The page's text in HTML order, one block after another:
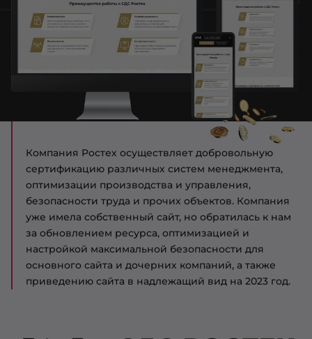
Компания Ростех осуществляет добровольную
сертификацию различных систем менеджмента,
оптимизации производства и управления,
безопасности труда и прочих объектов. Компания
уже имела собственный сайт, но обратилась к нам
за обновлением ресурса, оптимизацией и
настройкой максимальной безопасности для
основного сайта и дочерних компаний, а также
приведению сайта в надлежащий вид на 2023 год.